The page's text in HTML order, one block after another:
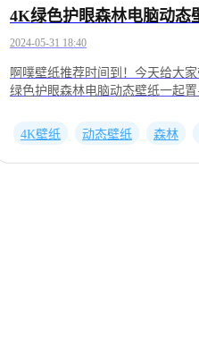
4K绿色护眼森林电脑动态
2024-05-31 18:40
啊噗壁纸推荐时间到！今天给大
绿色护眼森林电脑动态壁纸一起
2000594773番号：2001366641番
2001499892番号：2000634960
4K壁纸 动态壁纸 森林